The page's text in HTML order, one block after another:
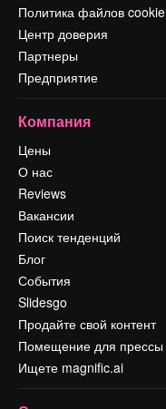
Политика файлов cookie
Центр доверия
Партнеры
Предприятие
Компания
Цены
О нас
Reviews
Вакансии
Поиск тенденций
Блог
События
Slidesgo
Продайте свой контент
Помещение для прессы
Ищете magnific.ai